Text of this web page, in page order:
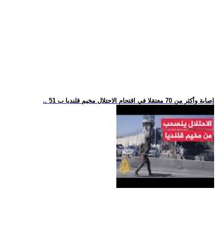
.. 51 إصابة وأكثر من 70 معتقلا في اقتحام الاحتلال مخيم قلنديا ب